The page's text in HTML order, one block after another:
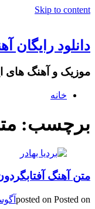
Skip to content
دانلود رایگان
موزیک و آهنگ های
خانه
برچسب:
متن آهنگ آفتابگردون
posted on Posted on آگوست